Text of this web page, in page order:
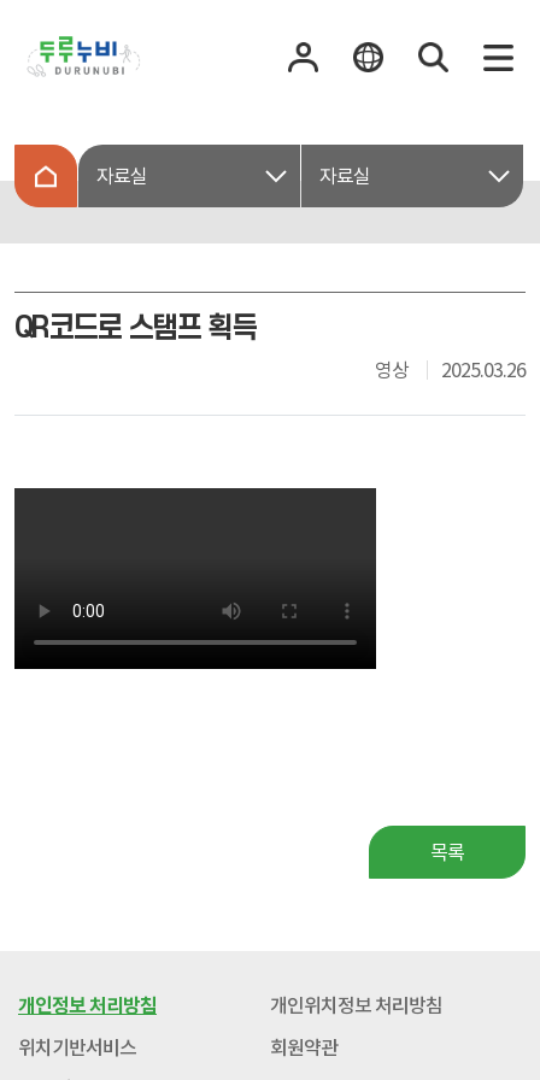
자료실 자료실
QR코드로 스탬프 획득
영상 2025.03.26
목록
개인정보 처리방침
개인위치정보 처리방침
위치기반서비스
회원약관